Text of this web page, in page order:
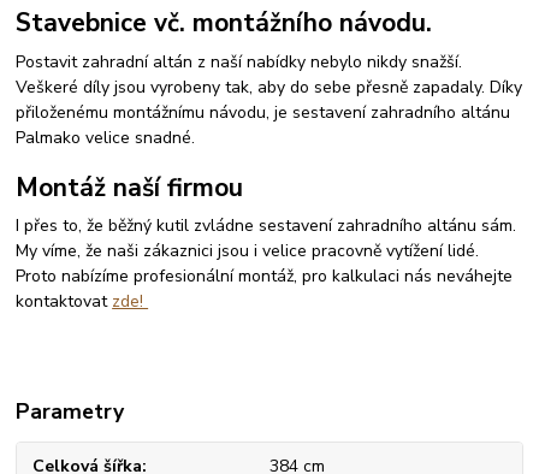
Stavebnice vč. montážního návodu.
Postavit zahradní altán z naší nabídky nebylo nikdy snažší.
Veškeré díly jsou vyrobeny tak, aby do sebe přesně zapadaly. Díky
přiloženému montážnímu návodu, je sestavení zahradního altánu
Palmako velice snadné.
Montáž naší firmou
I přes to, že běžný kutil zvládne sestavení zahradního altánu sám.
My víme, že naši zákaznici jsou i velice pracovně vytížení lidé.
Proto nabízíme profesionální montáž, pro kalkulaci nás neváhejte
kontaktovat zde!
Parametry
Celková šířka 384 cm